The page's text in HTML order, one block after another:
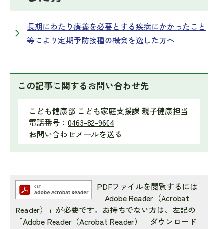
長期にわたり療養を必要とする疾病にかかったこと
等により定期予防接種の機会を逸した方へ
この記事に関するお問い合わせ先
こども健康部 こども家庭支援課 親子健康担当
電話番号： 0463-82-9604
お問い合わせメールを送る
PDFファイルを閲覧するには
「Adobe Reader（Acrobat
Reader）」が必要です。お持ちでない方は、左記の
「Adobe Reader（Acrobat Reader）」ダウンロード